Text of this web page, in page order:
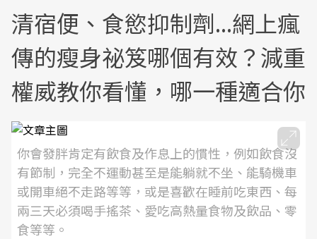
清宿便、食慾抑制劑...網上瘋
傳的瘦身祕笈哪個有效？減重
權威教你看懂，哪一種適合你
你會發胖肯定有飲食及作息上的慣性，例如飲食沒
有節制，完全不運動甚至是能躺就不坐、能騎機車
或開車絕不走路等等，或是喜歡在睡前吃東西、每
兩三天必須喝手搖茶、愛吃高熱量食物及飲品、零
食等等。